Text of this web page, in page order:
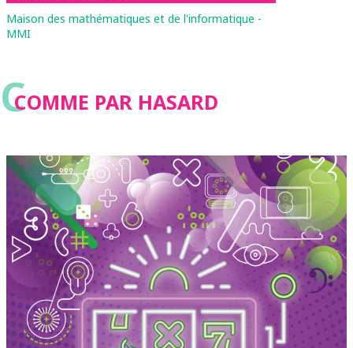
Maison des mathématiques et de l'informatique -
MMI
CCOMME PAR HASARD